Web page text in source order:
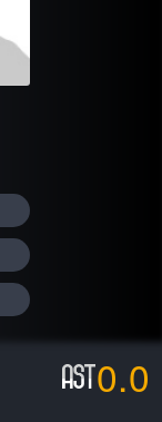
0.0